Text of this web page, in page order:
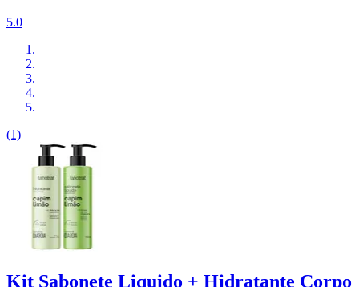
5.0
(1)
Kit Sabonete Liquido + Hidratante Corpo